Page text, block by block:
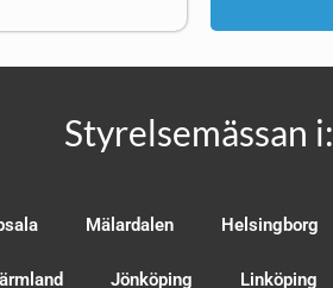
Styrelsemässan i:
Mälardalen Helsingborg
Jönköping Linköping